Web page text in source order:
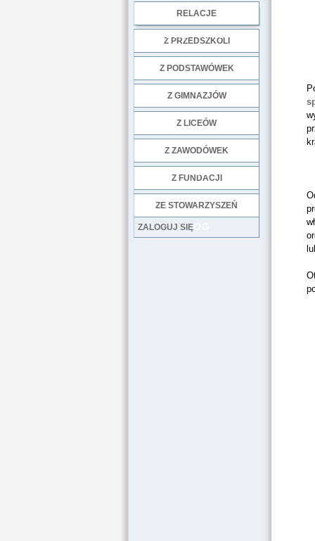
RELACJE
Z PRZEDSZKOLI
Z PODSTAWÓWEK
Z GIMNAZJÓW
Z LICEÓW
Z ZAWODÓWEK
Z FUNDACJI
ZE STOWARZYSZEŃ
LOG
ZALOGUJ SIĘ